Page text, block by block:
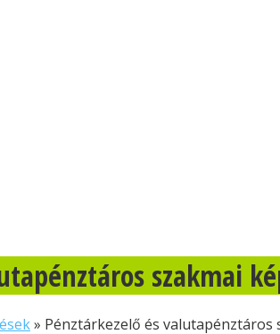
szakmai
» Pénztárkezelő és valutapénztáros